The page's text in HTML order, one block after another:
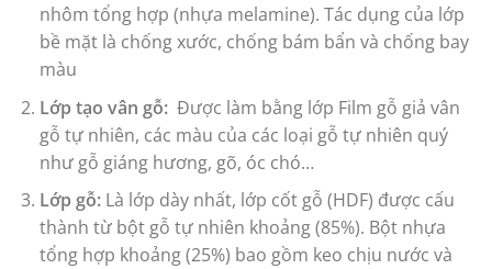
nhôm tổng hợp (nhựa melamine). Tác dụng của lớp
bề mặt là chống xước, chống bám bẩn và chống bay
màu
Lớp tạo vân gỗ: Được làm bằng lớp Film gỗ giả vân
gỗ tự nhiên, các màu của các loại gỗ tự nhiên quý
như gỗ giáng hương, gõ, óc chó…
Lớp gỗ: Là lớp dày nhất, lớp cốt gỗ (HDF) được cấu
thành từ bột gỗ tự nhiên khoảng (85%). Bột nhựa
tổng hợp khoảng (25%) bao gồm keo chịu nước và